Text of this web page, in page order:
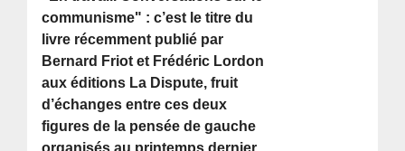
communisme" : c’est le titre du
livre récemment publié par
Bernard Friot et Frédéric Lordon
aux éditions La Dispute, fruit
d’échanges entre ces deux
figures de la pensée de gauche
organisés au printemps dernier